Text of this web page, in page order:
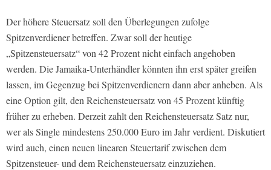
Der höhere Steuersatz soll den Überlegungen zufolge
Spitzenverdiener betreffen. Zwar soll der heutige
„Spitzensteuersatz“ von 42 Prozent nicht einfach angehoben
werden. Die Jamaika-Unterhändler könnten ihn erst später greifen
lassen, im Gegenzug bei Spitzenverdienern dann aber anheben. Als
eine Option gilt, den Reichensteuersatz von 45 Prozent künftig
früher zu erheben. Derzeit zahlt den Reichensteuersatz Satz nur,
wer als Single mindestens 250.000 Euro im Jahr verdient. Diskutiert
wird auch, einen neuen linearen Steuertarif zwischen dem
Spitzensteuer- und dem Reichensteuersatz einzuziehen.